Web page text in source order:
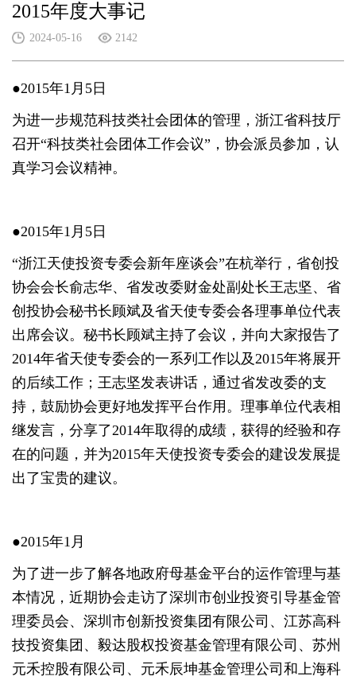
2015年度大事记
2024-05-16 2142
●2015年1月5日
为进一步规范科技类社会团体的管理，浙江省科技厅
召开“科技类社会团体工作会议”，协会派员参加，认
真学习会议精神。
●2015年1月5日
“浙江天使投资专委会新年座谈会”在杭举行，省创投
协会会长俞志华、省发改委财金处副处长王志坚、省
创投协会秘书长顾斌及省天使专委会各理事单位代表
出席会议。秘书长顾斌主持了会议，并向大家报告了
2014年省天使专委会的一系列工作以及2015年将展开
的后续工作；王志坚发表讲话，通过省发改委的支
持，鼓励协会更好地发挥平台作用。理事单位代表相
继发言，分享了2014年取得的成绩，获得的经验和存
在的问题，并为2015年天使投资专委会的建设发展提
出了宝贵的建议。
●2015年1月
为了进一步了解各地政府母基金平台的运作管理与基
本情况，近期协会走访了深圳市创业投资引导基金管
理委员会、深圳市创新投资集团有限公司、江苏高科
技投资集团、毅达股权投资基金管理有限公司、苏州
元禾控股有限公司、元禾辰坤基金管理公司和上海科